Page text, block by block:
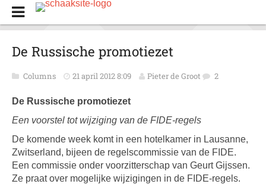
De Russische promotiezet
Columns 21 april 2012 8:09 Pieter de Groot 2
De Russische promotiezet
Een voorstel tot wijziging van de FIDE-regels
De komende week komt in een hotelkamer in Lausanne,
Zwitserland, bijeen de regelscommissie van de FIDE.
Een commissie onder voorzitterschap van Geurt Gijssen.
Ze praat over mogelijke wijzigingen in de FIDE-regels.